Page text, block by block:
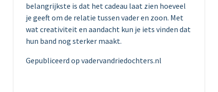
belangrijkste is dat het cadeau laat zien hoeveel
je geeft om de relatie tussen vader en zoon. Met
wat creativiteit en aandacht kun je iets vinden dat
hun band nog sterker maakt.
Gepubliceerd op vadervandriedochters.nl